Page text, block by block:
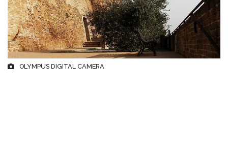
OLYMPUS DIGITAL CAMERA